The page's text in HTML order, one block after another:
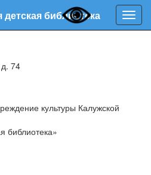
библиотека
74
культуры Калужской
библиотека»